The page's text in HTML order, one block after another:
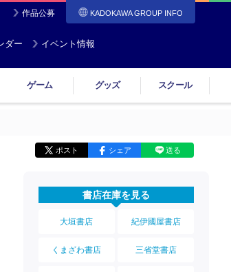
作品公募 KADOKAWA GROUP INFO
ダー イベント情報
ゲーム グッズ スクール
ポスト シェア 送る
書店在庫を見る
大垣書店 紀伊國屋書店
くまざわ書店 三省堂書店